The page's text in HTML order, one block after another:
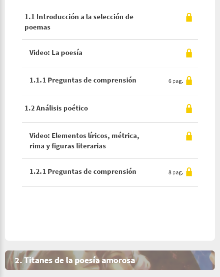
1.1 Introducción a la selección de
poemas
Video: La poesía
1.1.1 Preguntas de comprensión 6 pag.
1.2 Análisis poético
Video: Elementos líricos, métrica,
rima y figuras literarias
1.2.1 Preguntas de comprensión 8 pag.
2. Titanes de la poesía amorosa